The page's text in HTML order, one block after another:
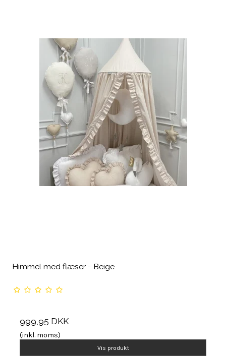
Himmel med flæser - Beige
999,95 DKK
(inkl. moms)
Vis produkt